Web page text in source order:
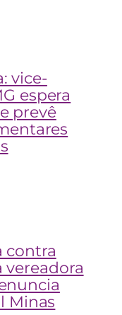
vice-
espera
prevê
contra
vereadora
Minas